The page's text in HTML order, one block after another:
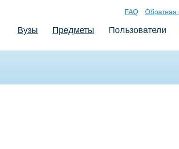
FAQ Обратная
Вузы Предметы Пользователи